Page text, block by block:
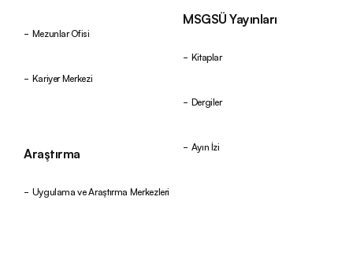
Mezunlar Ofisi
Kariyer Merkezi
Araştırma
Uygulama ve Araştırma Merkezleri
MSGSÜ Yayınları
Kitaplar
Dergiler
Ayın İzi